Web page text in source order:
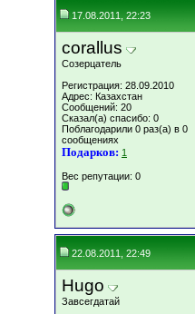
17.08.2011, 22:23
corallus
Созерцатель
Регистрация: 28.09.2010
Адрес: Казахстан
Сообщений: 20
Сказал(а) спасибо: 0
Поблагодарили 0 раз(а) в 0
сообщениях
Подарков: 1
Вес репутации: 0
22.08.2011, 22:49
Hugo
Завсегдатай